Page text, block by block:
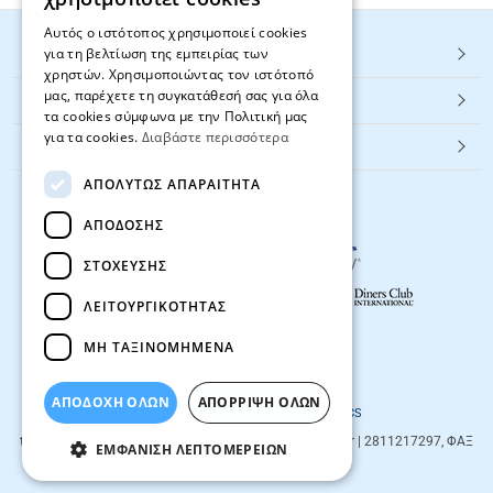
HOT ΚΑΤΗΓΟΡΙΕΣ
ΕΞΥΠΗΡΕΤΗΣΗ ΠΕΛΑΤΩΝ
Textbook.gr
© 2026 textbook.gr All rights reserved
Designed & developed by
NETMECHANICS
textbook.gr
| info@textbook.gr | 2811217297, ΦΑΞ
2810283273
Αυτός ο ιστότοπος χρησιμοποιεί cookies
για τη βελτίωση της εμπειρίας των
χρηστών. Χρησιμοποιώντας τον ιστότοπό
μας, παρέχετε τη συγκατάθεσή σας για όλα
τα cookies σύμφωνα με την Πολιτική μας
για τα cookies. Διαβάστε περισσότερα
ΑΠΟΛΎΤΩΣ ΑΠΑΡΑΊΤΗΤΑ
ΑΠΌΔΟΣΗΣ
ΣΤΌΧΕΥΣΗΣ
ΛΕΙΤΟΥΡΓΙΚΌΤΗΤΑΣ
ΜΗ ΤΑΞΙΝΟΜΗΜΈΝΑ
ΑΠΟΔΟΧΗ ΟΛΩΝ ΑΠΌΡΡΙΨΗ ΌΛΩΝ
ΕΜΦΆΝΙΣΗ ΛΕΠΤΟΜΕΡΕΙΏΝ